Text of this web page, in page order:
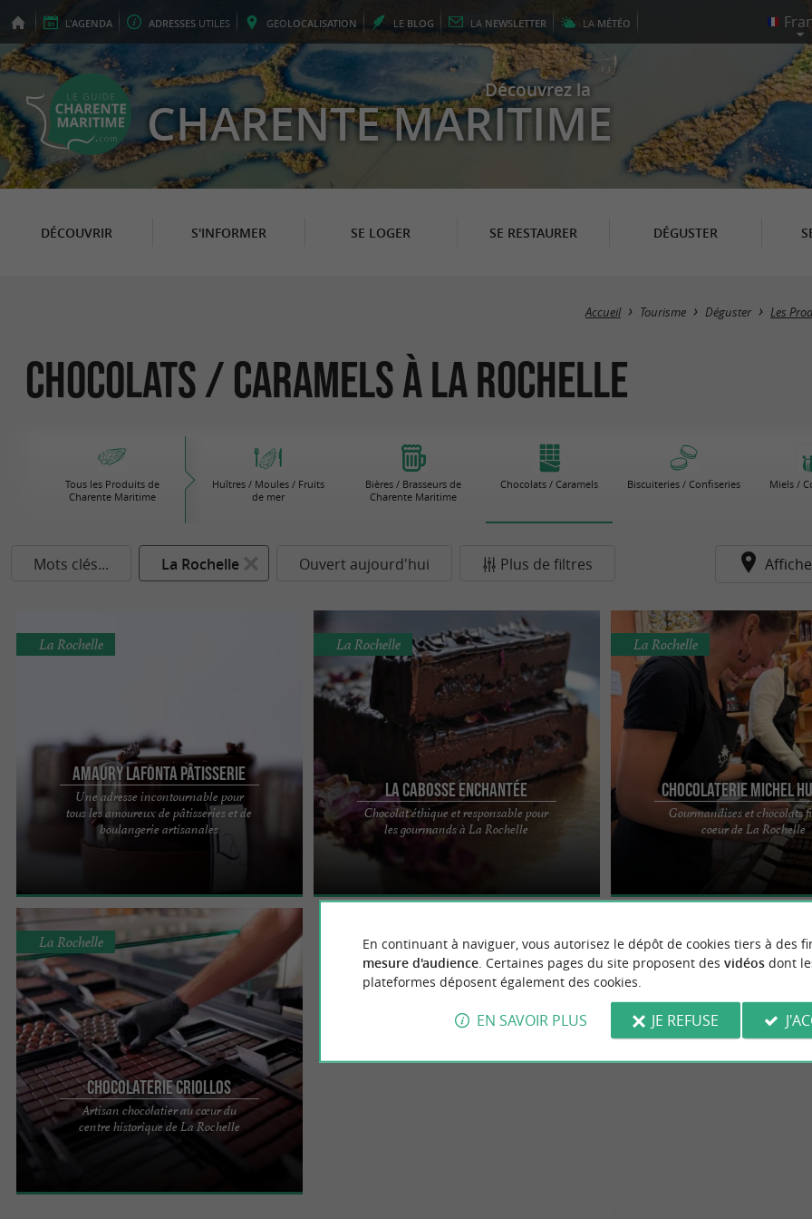
L'AGENDA ADRESSES UTILES GEOLOCALISATION LE BLOG LA NEWSLETTER LA MÉTÉO
Découvrez la
CHARENTE MARITIME
DÉCOUVRIR S'INFORMER SE LOGER SE RESTAURER DÉGUSTER
Accueil Tourisme Déguster Les
Chocolats / Caramels à La Rochelle
Tous les Produits de
Charente Maritime
Huîtres / Moules / Fruits
de mer
Bières / Brasseurs de
Charente Maritime
Chocolats / Caramels Biscuiteries / Confiseries Miels /
Mots clés... La Rochelle Ouvert aujourd'hui Plus de filtres
Amaury Lafonta Pâtisserie
Une adresse incontournable pour
tous les amoureux de pâtisseries et de
boulangerie artisanales
La Rochelle
AMAURY LAFONTA À LA ROCHELLE, L’UNIVERS DU
CHOCOLAT GOURMAND Un artisan du goût en
La Cabosse Enchantée
Chocolat éthique et responsable pour
les gourmands à La Rochelle
La Rochelle
La Cabosse enchantée s’agrandit ! Pour prolonger
le plaisir de déguster nos merveilles chocolatées
le salon de ...
Chocolaterie Michel
Gourmandises et chocolats
coeur de La Rochelle
La Rochelle
La passion …la maîtrise d’un savoir-
tradition … mais également toute
Chocolaterie Criollos
Artisan chocolatier au cœur du
centre historique de La Rochelle
La Rochelle
Criollos est une chocolaterie artisanale haut de
gamme située au cœur du centre historique de La
Rochelle et dont ...
En continuant à naviguer, vous autorisez le dépôt de cookies tiers à des
mesure d'audience. Certaines pages du site proposent des vidéosdont
plateformes déposent également des cookies.
EN SAVOIR PLUS JE REFUSE